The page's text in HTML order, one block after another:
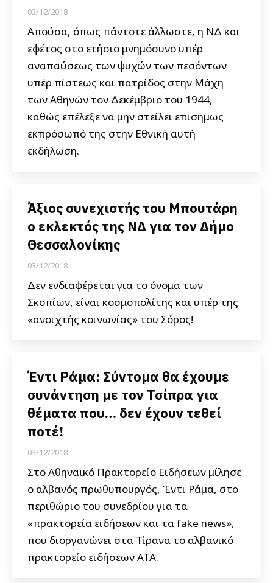
03/12/2018
Απούσα, όπως πάντοτε άλλωστε, η ΝΔ και
εφέτος στο ετήσιο μνημόσυνο υπέρ
αναπαύσεως των ψυχών των πεσόντων
υπέρ πίστεως και πατρίδος στην Μάχη
των Αθηνών τον Δεκέμβριο του 1944,
καθώς επέλεξε να μην στείλει επισήμως
εκπρόσωπό της στην Εθνική αυτή
εκδήλωση.
Άξιος συνεχιστής του Μπουτάρη
ο εκλεκτός της ΝΔ για τον Δήμο
Θεσσαλονίκης
03/12/2018
Δεν ενδιαφέρεται για το όνομα των
Σκοπίων, είναι κοσμοπολίτης και υπέρ της
«ανοιχτής κοινωνίας» του Σόρος!
Έντι Ράμα: Σύντομα θα έχουμε
συνάντηση με τον Τσίπρα για
θέματα που… δεν έχουν τεθεί
ποτέ!
03/12/2018
Στο Αθηναϊκό Πρακτορείο Ειδήσεων μίλησε
ο αλβανός πρωθυπουργός, Έντι Ράμα, στο
περιθώριο του συνεδρίου για τα
«πρακτορεία ειδήσεων και τα fake news»,
που διοργανώνει στα Τίρανα το αλβανικό
πρακτορείο ειδήσεων ΑΤΑ.